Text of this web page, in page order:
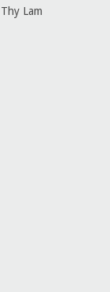
Thy Lam